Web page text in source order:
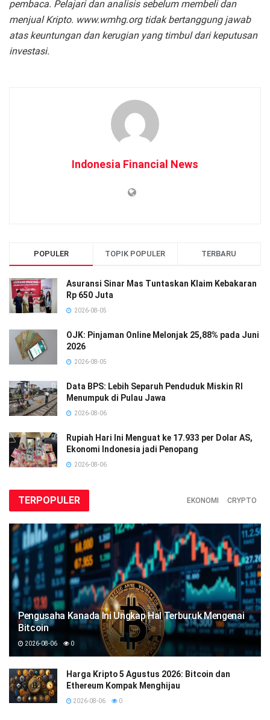
pembaca. Pelajari dan analisis sebelum membeli dan
menjual Kripto. www.wmhg.org tidak bertanggung jawab
atas keuntungan dan kerugian yang timbul dari keputusan
investasi.
Indonesia Financial News
POPULER TOPIK POPULER TERBARU
Asuransi Sinar Mas Tuntaskan Klaim Kebakaran
Rp 650 Juta
2026-08-05
OJK: Pinjaman Online Melonjak 25,88% pada Juni
2026
2026-08-05
Data BPS: Lebih Separuh Penduduk Miskin RI
Menumpuk di Pulau Jawa
2026-08-06
Rupiah Hari Ini Menguat ke 17.933 per Dolar AS,
Ekonomi Indonesia jadi Penopang
2026-08-06
TERPOPULER EKONOMI CRYPTO
Pengusaha Kanada Ini Ungkap Hal Terburuk Mengenai
Bitcoin
2026-08-06 0
Harga Kripto 5 Agustus 2026: Bitcoin dan
Ethereum Kompak Menghijau
2026-08-06 0